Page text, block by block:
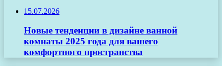
15.07.2026
Новые тенденции в дизайне ванной
комнаты 2025 года для вашего
комфортного пространства